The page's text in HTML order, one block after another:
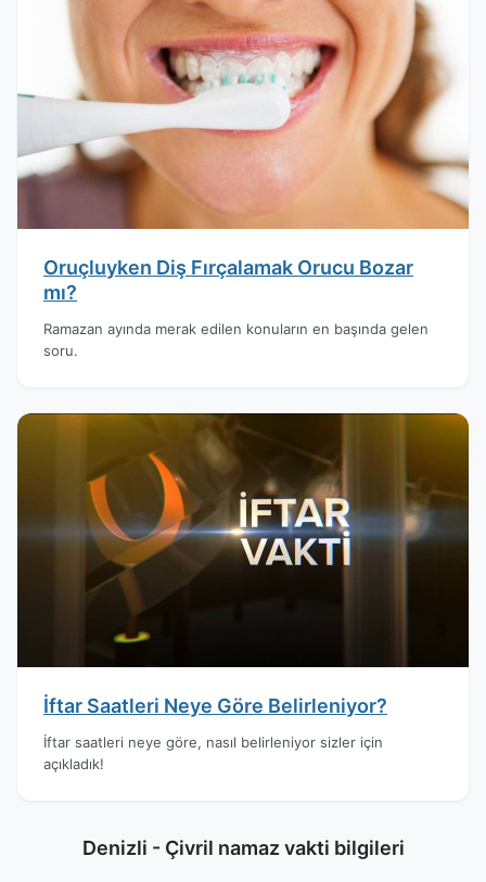
Oruçluyken Diş Fırçalamak Orucu Bozar
mı?
Ramazan ayında merak edilen konuların en başında gelen
soru.
İftar Saatleri Neye Göre Belirleniyor?
İftar saatleri neye göre, nasıl belirleniyor sizler için
açıkladık!
Denizli - Çivril namaz vakti bilgileri